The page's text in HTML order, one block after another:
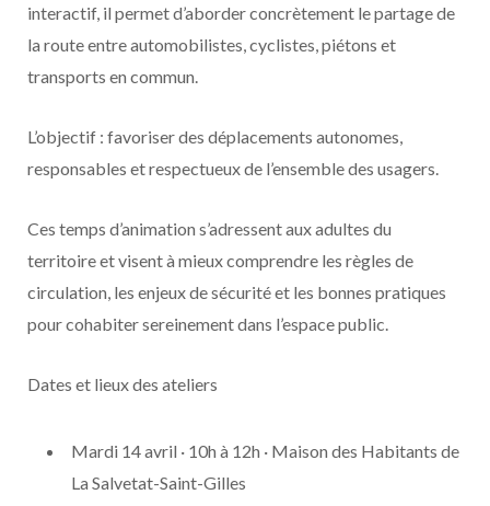
interactif, il permet d’aborder concrètement le partage de
la route entre automobilistes, cyclistes, piétons et
transports en commun.
L’objectif : favoriser des déplacements autonomes,
responsables et respectueux de l’ensemble des usagers.
Ces temps d’animation s’adressent aux adultes du
territoire et visent à mieux comprendre les règles de
circulation, les enjeux de sécurité et les bonnes pratiques
pour cohabiter sereinement dans l’espace public.
Dates et lieux des ateliers
Mardi 14 avril · 10h à 12h · Maison des Habitants de
La Salvetat-Saint-Gilles